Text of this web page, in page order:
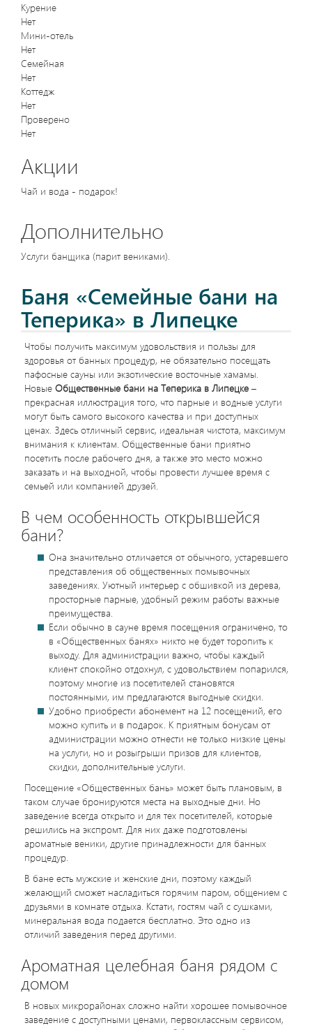
Курение
Нет
Мини-отель
Нет
Семейная
Нет
Коттедж
Нет
Проверено
Нет
Акции
Чай и вода - подарок!
Дополнительно
Услуги банщика (парит вениками).
Баня «Семейные бани на
Теперика» в Липецке
Чтобы получить максимум удовольствия и пользы для
здоровья от банных процедур, не обязательно посещать
пафосные сауны или экзотические восточные хамамы.
Новые Общественные бани на Теперика в Липецке –
прекрасная иллюстрация того, что парные и водные услуги
могут быть самого высокого качества и при доступных
ценах. Здесь отличный сервис, идеальная чистота, максимум
внимания к клиентам. Общественные бани приятно
посетить после рабочего дня, а также это место можно
заказать и на выходной, чтобы провести лучшее время с
семьей или компанией друзей.
В чем особенность открывшейся
бани?
Она значительно отличается от обычного, устаревшего
представления об общественных помывочных
заведениях. Уютный интерьер с обшивкой из дерева,
просторные парные, удобный режим работы важные
преимущества.
Если обычно в сауне время посещения ограничено, то
в «Общественных банях» никто не будет торопить к
выходу. Для администрации важно, чтобы каждый
клиент спокойно отдохнул, с удовольствием попарился,
поэтому многие из посетителей становятся
постоянными, им предлагаются выгодные скидки.
Удобно приобрести абонемент на 12 посещений, его
можно купить и в подарок. К приятным бонусам от
администрации можно отнести не только низкие цены
на услуги, но и розыгрыши призов для клиентов,
скидки, дополнительные услуги.
Посещение «Общественных бань» может быть плановым, в
таком случае бронируются места на выходные дни. Но
заведение всегда открыто и для тех посетителей, которые
решились на экспромт. Для них даже подготовлены
ароматные веники, другие принадлежности для банных
процедур.
В бане есть мужские и женские дни, поэтому каждый
желающий сможет насладиться горячим паром, общением с
друзьями в комнате отдыха. Кстати, гостям чай с сушками,
минеральная вода подается бесплатно. Это одно из
отличий заведения перед другими.
Ароматная целебная баня рядом с
домом
В новых микрорайонах сложно найти хорошее помывочное
заведение с доступными ценами, первоклассным сервисом,